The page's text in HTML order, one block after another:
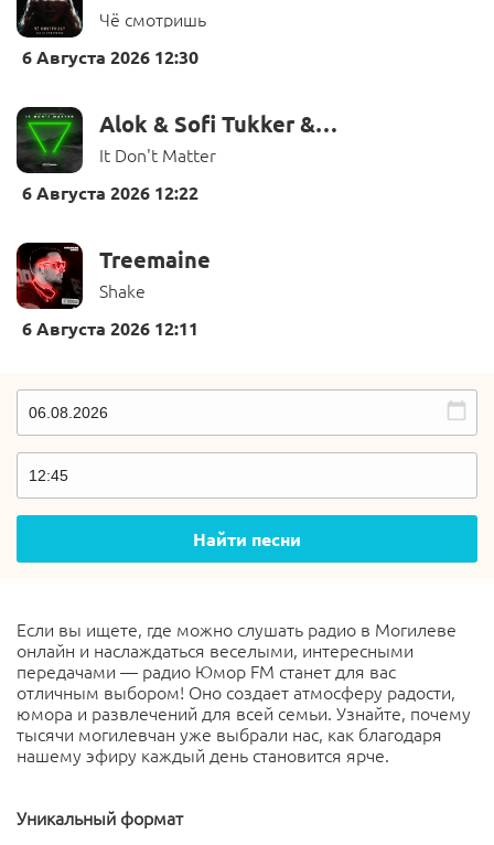
Чё смотришь
6 Августа 2026 12:30
Alok & Sofi Tukker & Inna
It Don't Matter
6 Августа 2026 12:22
Treemaine
Shake
6 Августа 2026 12:11
Найти песни
Если вы ищете, где можно слушать радио в Могилеве
онлайн и наслаждаться веселыми, интересными
передачами — радио Юмор FM станет для вас
отличным выбором! Оно создает атмосферу радости,
юмора и развлечений для всей семьи. Узнайте, почему
тысячи могилевчан уже выбрали нас, как благодаря
нашему эфиру каждый день становится ярче.
Уникальный формат